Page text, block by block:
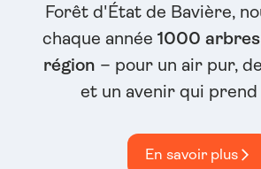
Forêt d'État de Bavière,
chaque année 1000
région – pour un air pur,
et un avenir qui prend
En savoir plus